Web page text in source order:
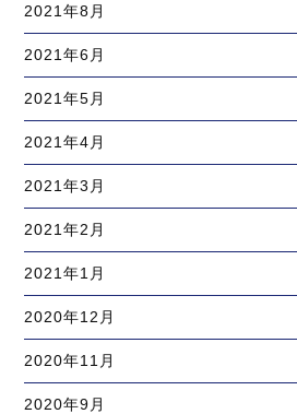
2021年8月
2021年6月
2021年5月
2021年4月
2021年3月
2021年2月
2021年1月
2020年12月
2020年11月
2020年9月